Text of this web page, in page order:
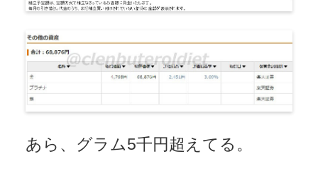
あら、グラム5千円超えてる。